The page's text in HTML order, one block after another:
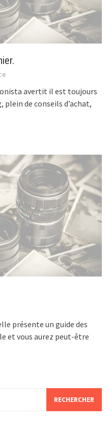
avertit il est toujours
de conseils d’achat,
présente un guide des
et vous aurez peut-être